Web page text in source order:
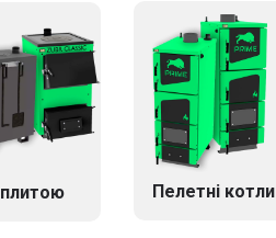
Пелетні котли